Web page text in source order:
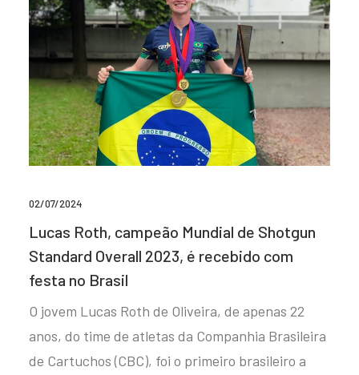
02/07/2024
Lucas Roth, campeão Mundial de Shotgun
Standard Overall 2023, é recebido com
festa no Brasil
O jovem Lucas Roth de Oliveira, de apenas 22
anos, do time de atletas da Companhia Brasileira
de Cartuchos (CBC), foi o primeiro brasileiro a